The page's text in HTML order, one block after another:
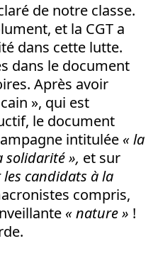
de notre classe.
et la CGT a
dans cette lutte.
dans le document
Après avoir
», qui est
le document
intitulée « la
solidarité », et sur
candidats à la
compris,
« nature » !